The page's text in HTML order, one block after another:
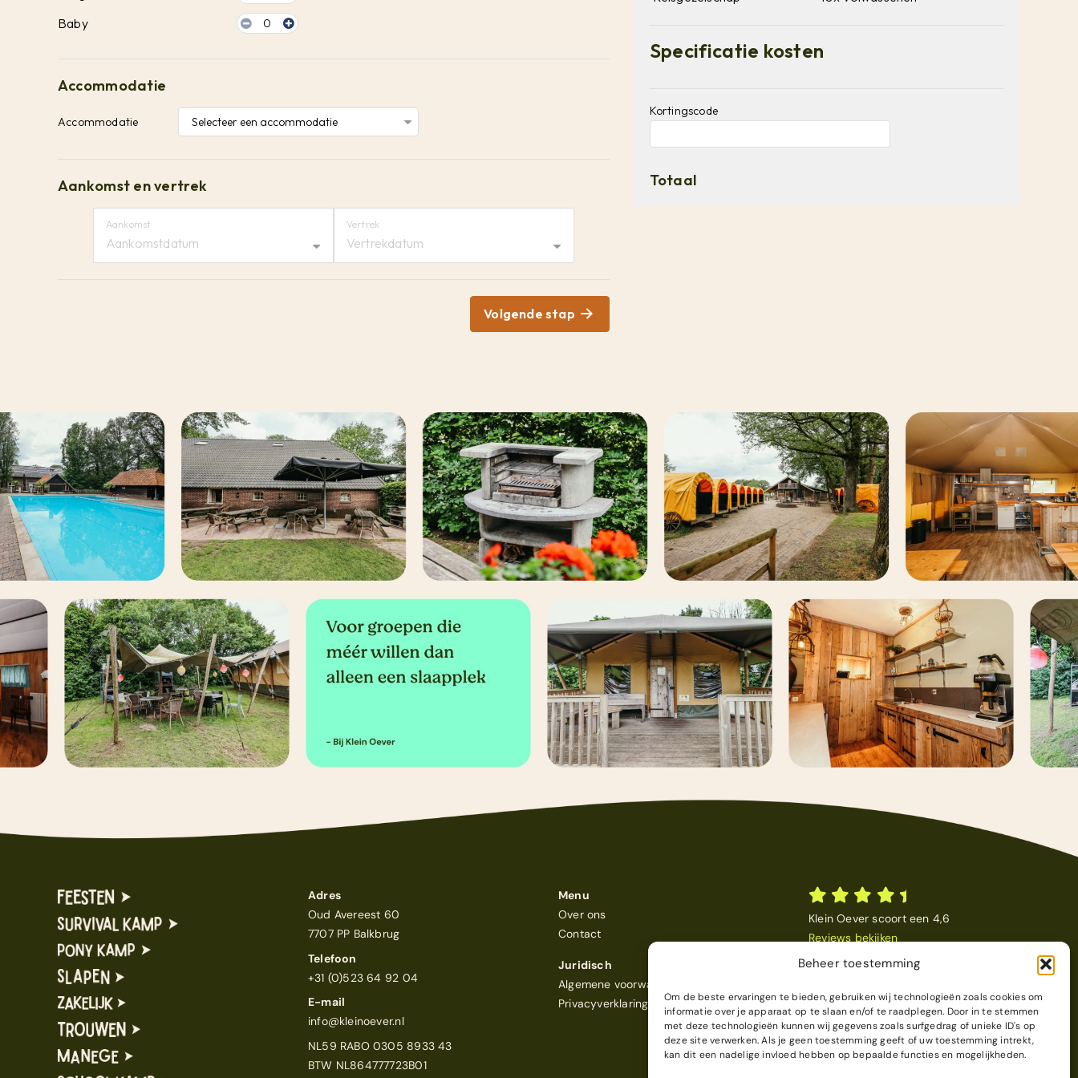
Beheer toestemming
Om de beste ervaringen te bieden, gebruiken wij technologieën zoals cookies om
informatie over je apparaat op te slaan en/of te raadplegen. Door in te stemmen
met deze technologieën kunnen wij gegevens zoals surfgedrag of unieke ID's op
deze site verwerken. Als je geen toestemming geeft of uw toestemming intrekt,
kan dit een nadelige invloed hebben op bepaalde functies en mogelijkheden.
Baby 0
Accommodatie
Accommodatie
Aankomst en vertrek
Aankomst
Aankomstdatum
Vertrek
Vertrekdatum
Volgende stap
Specificatie kosten
Kortingscode
Totaal
Adres
Oud Avereest 60
7707 PP Balkbrug
Telefoon
+31 (0)523 64 92 04
E-mail
info@kleinoever.nl
NL59 RABO 0305 8933 43
BTW NL864777723B01
Menu
Over ons
Contact
Juridisch
Algemene voorwaarden
Privacyverklaring
Klein Oever scoort een 4,6
Reviews bekijken